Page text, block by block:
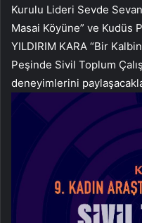
Kurulu Lideri Sevde Sevan
Masai Köyüne” ve Kudüs
YILDIRIM KARA “Bir
Peşinde Sivil Toplum
deneyimlerini